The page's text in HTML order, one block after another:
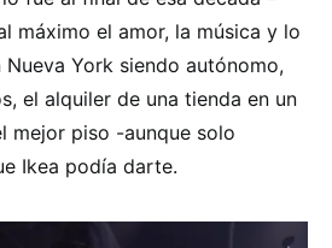
máximo el amor, la música y lo
York siendo autónomo,
el alquiler de una tienda en un
mejor piso -aunque solo
Ikea podía darte.